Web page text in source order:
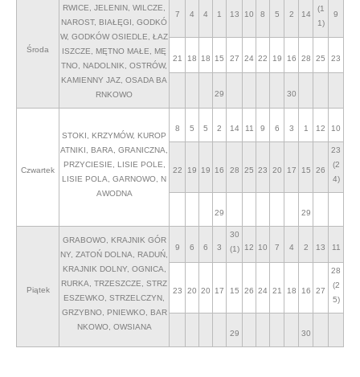
Środa
RWICE, JELENIN, WILCZE,
NAROST, BIAŁĘGI, GODKÓ
W, GODKÓW OSIEDLE, ŁAZ
ISZCZE, MĘTNO MAŁE, MĘ
TNO, NADOLNIK, OSTRÓW,
KAMIENNY JAZ, OSADA BA
RNKOWO
7 4 4 1 13 10 8 5 2 14
(1
1)
9
21 18 18 15 27 24 22 19 16 28 25 23
29 30
Czwartek
STOKI, KRZYMÓW, KUROP
ATNIKI, BARA, GRANICZNA,
PRZYCIESIE, LISIE POLE,
LISIE POLA, GARNOWO, N
AWODNA
8 5 5 2 14 11 9 6 3 1 12 10
22 19 19 16 28 25 23 20 17 15 26
23
(2
4)
29 29
Piątek
GRABOWO, KRAJNIK GÓR
NY, ZATOŃ DOLNA, RADUŃ,
KRAJNIK DOLNY, OGNICA,
RURKA, TRZESZCZE, STRZ
ESZEWKO, STRZELCZYN,
GRZYBNO, PNIEWKO, BAR
NKOWO, OWSIANA
9 6 6 3
30
(1)
12 10 7 4 2 13 11
23 20 20 17 15 26 24 21 18 16 27
28
(2
5)
29 30